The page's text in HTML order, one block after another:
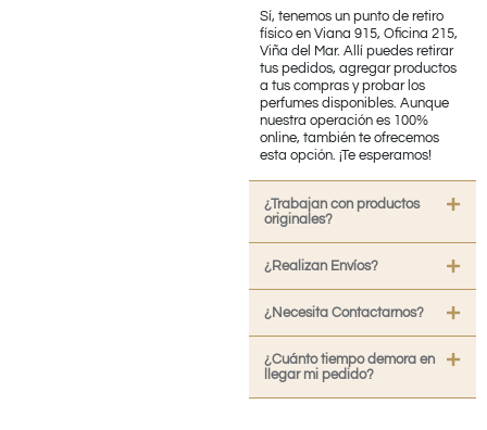
Sí, tenemos un punto de retiro
físico en Viana 915, Oficina 215,
Viña del Mar. Allí puedes retirar
tus pedidos, agregar productos
a tus compras y probar los
perfumes disponibles. Aunque
nuestra operación es 100%
online, también te ofrecemos
esta opción. ¡Te esperamos!
¿Trabajan con productos
originales?
¿Realizan Envíos?
¿Necesita Contactarnos?
¿Cuánto tiempo demora en
llegar mi pedido?